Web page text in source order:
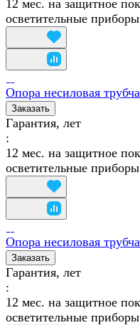
12 мес. на защитное
осветительные
Опора несиловая
Заказать
Гарантия, лет
:
12 мес. на защитное
осветительные
Опора несиловая
Заказать
Гарантия, лет
:
12 мес. на защитное
осветительные